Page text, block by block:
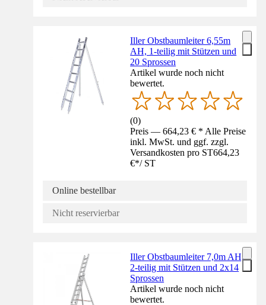
Iller Obstbaumleiter 6,55m
AH, 1-teilig mit Stützen und
20 Sprossen
Artikel wurde noch nicht
bewertet.
(0)
Preis — 664,23 € * Alle Preise
inkl. MwSt. und ggf. zzgl.
Versandkosten pro ST664,23
€*/ ST
Online bestellbar
Nicht reservierbar
Iller Obstbaumleiter 7,0m AH,
2-teilig mit Stützen und 2x14
Sprossen
Artikel wurde noch nicht
bewertet.